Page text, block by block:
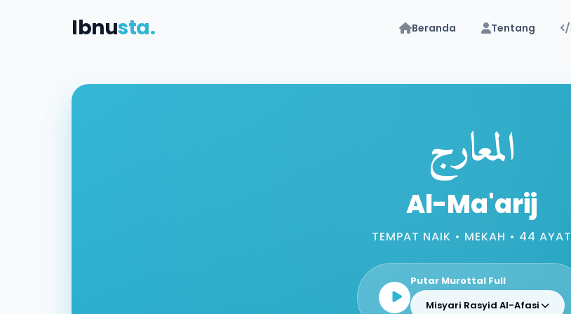
Ibnusta. Beranda Tentang
المعارج
Al-Ma'arij
TEMPAT NAIK • MEKAH • 44 AYAT
Putar Murottal Full
Misyari Rasyid Al-Afasi